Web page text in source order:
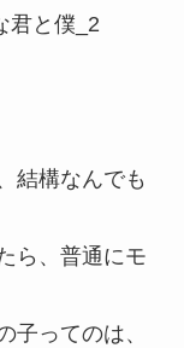
君と僕_2
結構なんでも
ら、普通にモ
子ってのは、